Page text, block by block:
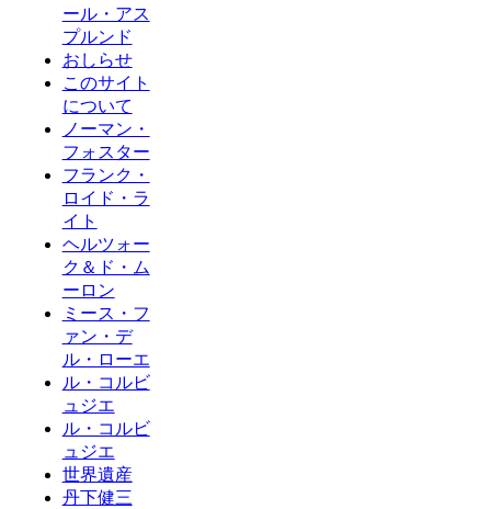
ール・アス
プルンド
おしらせ
このサイト
について
ノーマン・
フォスター
フランク・
ロイド・ラ
イト
ヘルツォー
ク＆ド・ム
ーロン
ミース・フ
ァン・デ
ル・ローエ
ル・コルビ
ュジエ
ル・コルビ
ュジエ
世界遺産
丹下健三